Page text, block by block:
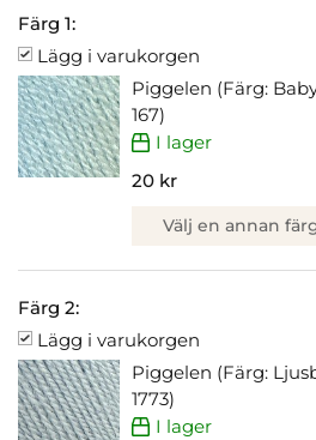
Färg 1:
Lägg i varukorgen
Piggelen (Färg:
167)
I lager
20 kr
Välj en annan
Färg 2:
Lägg i varukorgen
Piggelen (Färg:
1773)
I lager